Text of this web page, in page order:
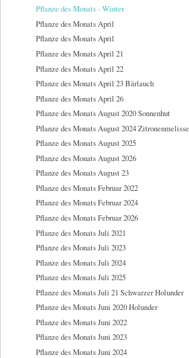
Pflanze des Monats - Winter
Pflanze des Monats April
Pflanze des Monats April
Pflanze des Monats April 21
Pflanze des Monats April 22
Pflanze des Monats April 23 Bärlauch
Pflanze des Monats April 26
Pflanze des Monats August 2020 Sonnenhut
Pflanze des Monats August 2024 Zitronenmelisse
Pflanze des Monats August 2025
Pflanze des Monats August 2026
Pflanze des Monats August 23
Pflanze des Monats Februar 2022
Pflanze des Monats Februar 2024
Pflanze des Monats Februar 2026
Pflanze des Monats Juli 2021
Pflanze des Monats Juli 2023
Pflanze des Monats Juli 2024
Pflanze des Monats Juli 2025
Pflanze des Monats Juli 21 Schwarzer Holunder
Pflanze des Monats Juni 2020 Holunder
Pflanze des Monats Juni 2022
Pflanze des Monats Juni 2023
Pflanze des Monats Juni 2024